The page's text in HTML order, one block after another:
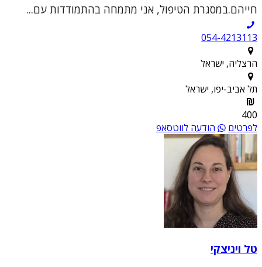
חייהם.במסגרת הטיפול, אני מתמחה בהתמודדות עם...
054-4213113
הרצליה, ישראל
תל אביב-יפו, ישראל
400
לפרטים
הודעה לווטסאפ
טל ויניצקי